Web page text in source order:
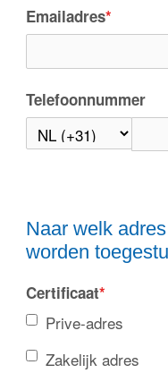
Emailadres*
Telefoonnummer
Naar welk
worden
Certificaat*
Prive-adres
Zakelijk adres